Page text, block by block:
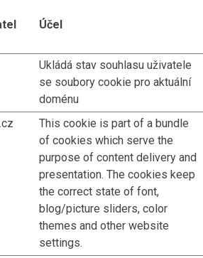
Účel
Ukládá stav souhlasu uživatele
se soubory cookie pro aktuální
doménu
This cookie is part of a bundle
of cookies which serve the
purpose of content delivery and
presentation. The cookies keep
the correct state of font,
blog/picture sliders, color
themes and other website
settings.